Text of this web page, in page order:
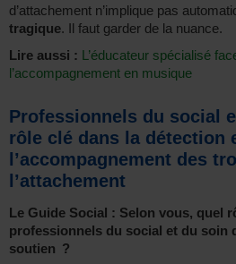
d’attachement n’implique pas
tragique. Il faut garder de la nuance.
Lire aussi : L’éducateur spécialisé
l’accompagnement en musique
Professionnels du social
rôle clé dans la détection
l’accompagnement des
l’attachement
Le Guide Social : Selon vous, quel
professionnels du social et du soin
soutien ?